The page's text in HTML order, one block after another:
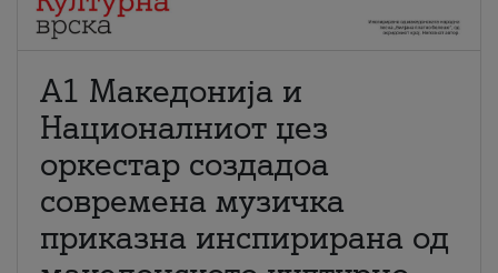
А1 Македонија и
Националниот џез
оркестар создадоа
современа музичка
приказна инспирирана од